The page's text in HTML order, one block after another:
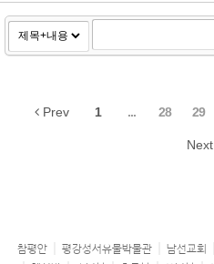
Prev 1 ... 28 29
Next
참평안 평강성서유물박물관 남선교회